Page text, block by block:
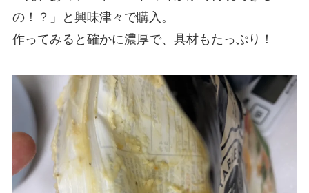
の！？」と興味津々で購入。
作ってみると確かに濃厚で、具材もたっぷり！